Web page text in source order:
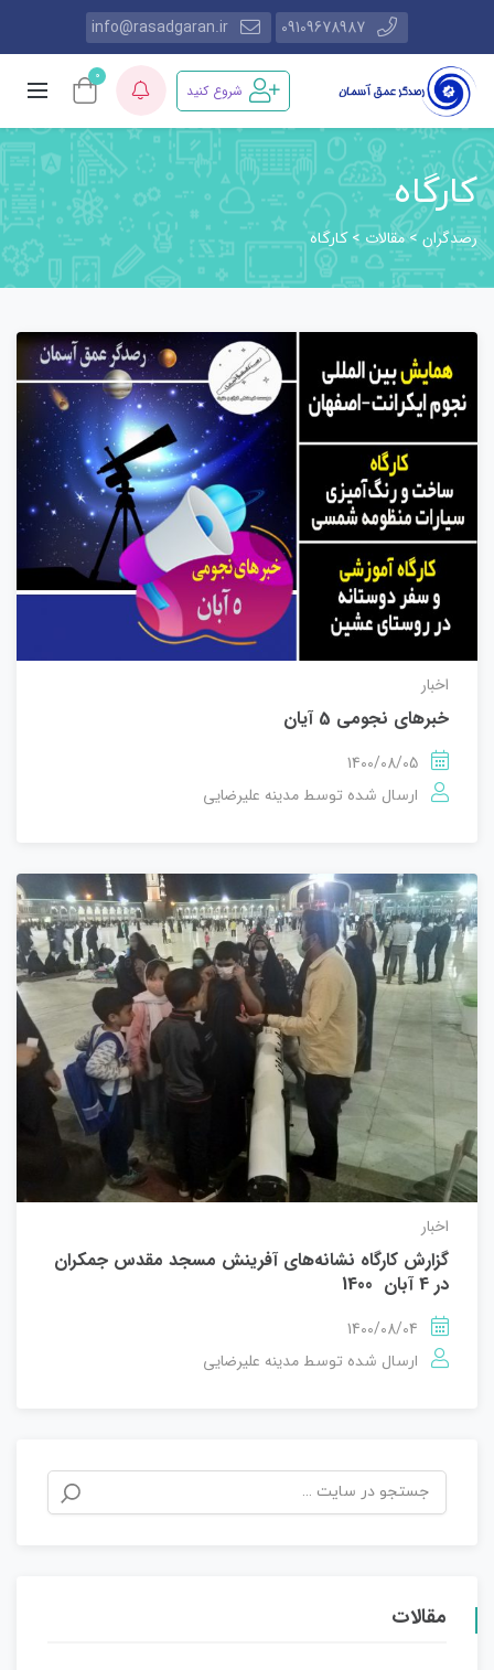
09109678987
info@rasadgaran.ir
شروع کنید
0
کارگاه
رصدگران>مقالات>کارگاه
اخبار
خبرهای نجومی 5 آیان
1400/08/05
ارسال شده توسط مدینه علیرضایی
اخبار
گزارش کارگاه نشانه‌های آفرینش مسجد مقدس جمکران
در 4 آبان 1400
1400/08/04
ارسال شده توسط مدینه علیرضایی
مقالات